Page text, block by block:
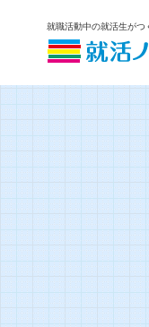
就職活動中の就活生がつ